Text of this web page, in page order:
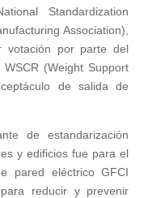
Standardization
Association),
votación por parte del
(Weight Support
de salida de
de estandarización
y edificios fue para el
pared eléctrico GFCI
reducir y prevenir